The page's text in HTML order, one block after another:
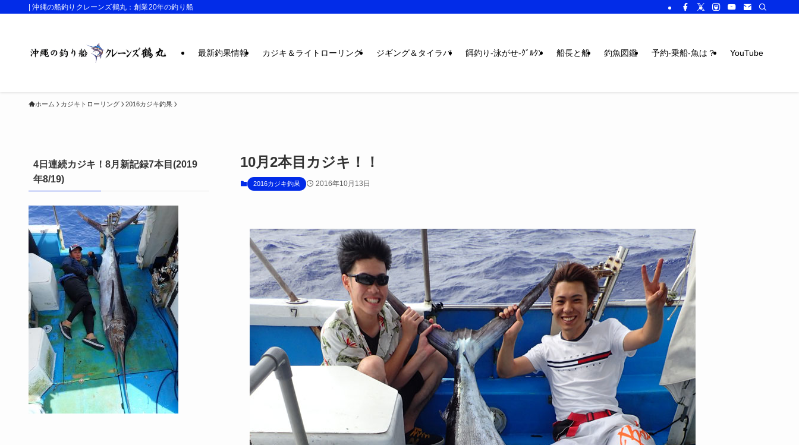
| 沖縄の船釣りクレーンズ鶴丸：創業20年の釣り船
最新釣果情報 カジキ＆ライトローリング ジギング＆タイラバ 餌釣り-泳がせ-ｸﾞﾙｸﾝ 船長と船 釣魚図鑑 予約-乗船-魚は？ YouTube
ホーム カジキトローリング 2016カジキ釣果
10月2本目カジキ！！
2016カジキ釣果 2016年10月13日
4日連続カジキ！8月新記録7本目(2019
年8/19)